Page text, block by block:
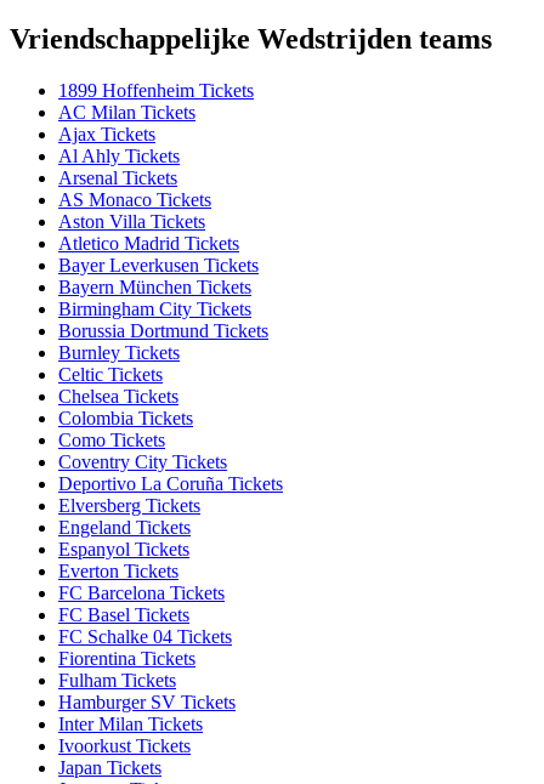
Vriendschappelijke Wedstrijden teams
1899 Hoffenheim Tickets
AC Milan Tickets
Ajax Tickets
Al Ahly Tickets
Arsenal Tickets
AS Monaco Tickets
Aston Villa Tickets
Atletico Madrid Tickets
Bayer Leverkusen Tickets
Bayern München Tickets
Birmingham City Tickets
Borussia Dortmund Tickets
Burnley Tickets
Celtic Tickets
Chelsea Tickets
Colombia Tickets
Como Tickets
Coventry City Tickets
Deportivo La Coruña Tickets
Elversberg Tickets
Engeland Tickets
Espanyol Tickets
Everton Tickets
FC Barcelona Tickets
FC Basel Tickets
FC Schalke 04 Tickets
Fiorentina Tickets
Fulham Tickets
Hamburger SV Tickets
Inter Milan Tickets
Ivoorkust Tickets
Japan Tickets